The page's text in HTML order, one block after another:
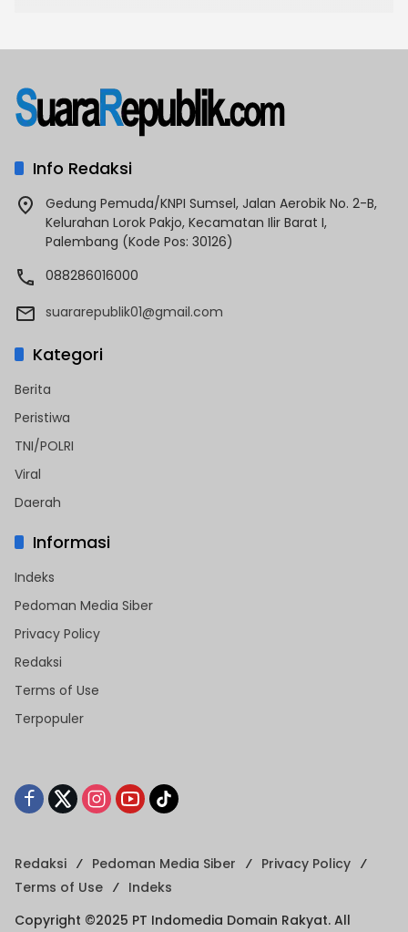
Info Redaksi
Gedung Pemuda/KNPI Sumsel, Jalan Aerobik No. 2-B,
Kelurahan Lorok Pakjo, Kecamatan Ilir Barat I,
Palembang (Kode Pos: 30126)
088286016000
suararepublik01@gmail.com
Kategori
Berita
Peristiwa
TNI/POLRI
Viral
Daerah
Informasi
Indeks
Pedoman Media Siber
Privacy Policy
Redaksi
Terms of Use
Terpopuler
Redaksi Pedoman Media Siber
Privacy Policy
Terms of Use
Indeks
Copyright ©2025 PT Indomedia Domain Rakyat. All